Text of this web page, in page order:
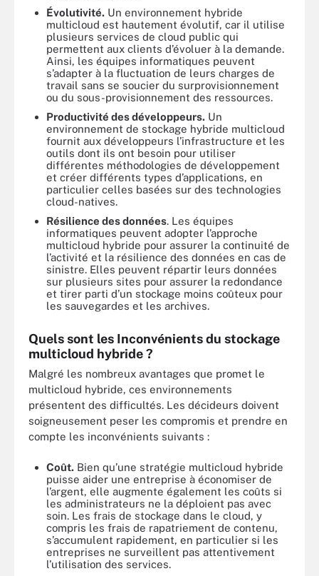
Évolutivité. Un environnement hybride
multicloud est hautement évolutif, car il utilise
plusieurs services de cloud public qui
permettent aux clients d’évoluer à la demande.
Ainsi, les équipes informatiques peuvent
s’adapter à la fluctuation de leurs charges de
travail sans se soucier du surprovisionnement
ou du sous-provisionnement des ressources.
Productivité des développeurs. Un
environnement de stockage hybride multicloud
fournit aux développeurs l’infrastructure et les
outils dont ils ont besoin pour utiliser
différentes méthodologies de développement
et créer différents types d’applications, en
particulier celles basées sur des technologies
cloud-natives.
Résilience des données. Les équipes
informatiques peuvent adopter l’approche
multicloud hybride pour assurer la continuité de
l’activité et la résilience des données en cas de
sinistre. Elles peuvent répartir leurs données
sur plusieurs sites pour assurer la redondance
et tirer parti d’un stockage moins coûteux pour
les sauvegardes et les archives.
Quels sont les Inconvénients du stockage
multicloud hybride ?
Malgré les nombreux avantages que promet le
multicloud hybride, ces environnements
présentent des difficultés. Les décideurs doivent
soigneusement peser les compromis et prendre en
compte les inconvénients suivants :
Coût. Bien qu’une stratégie multicloud hybride
puisse aider une entreprise à économiser de
l’argent, elle augmente également les coûts si
les administrateurs ne la déploient pas avec
soin. Les frais de stockage dans le cloud, y
compris les frais de rapatriement de contenu,
s’accumulent rapidement, en particulier si les
entreprises ne surveillent pas attentivement
l’utilisation des services.